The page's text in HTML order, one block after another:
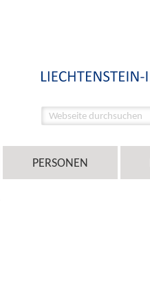
PERSONEN